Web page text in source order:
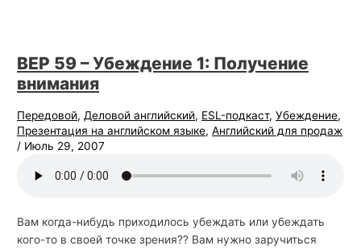
BEP 59 – Убеждение 1: Получение
внимания
Передовой, Деловой английский, ESL-подкаст,Убеждение,
Презентация на английском языке,Английский для продаж
/ Июль 29, 2007
Вам когда-нибудь приходилось убеждать или убеждать
кого-то в своей точке зрения?? Вам нужно заручиться